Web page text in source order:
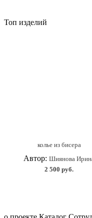
Топ изделий
колье из бисера
Автор: Шиянова
2 500 руб.